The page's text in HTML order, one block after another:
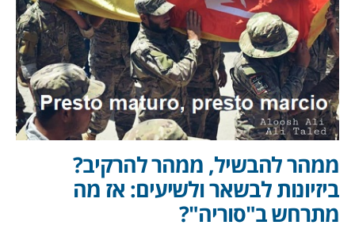
ממהר להבשיל, ממהר להרקיב?
ביזיונות לבשאר ולשיעים: אז מה
מתרחש ב"סוריה"?